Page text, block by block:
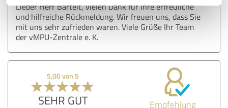
Lieber Herr Bartelt, vielen Dank für Ihre erfreuliche
und hilfreiche Rückmeldung. Wir freuen uns, dass Sie
mit uns sehr zufrieden waren. Viele Grüße Ihr Team
der vMPU-Zentrale e. K.
5,00 von 5
SEHR GUT Empfehlung